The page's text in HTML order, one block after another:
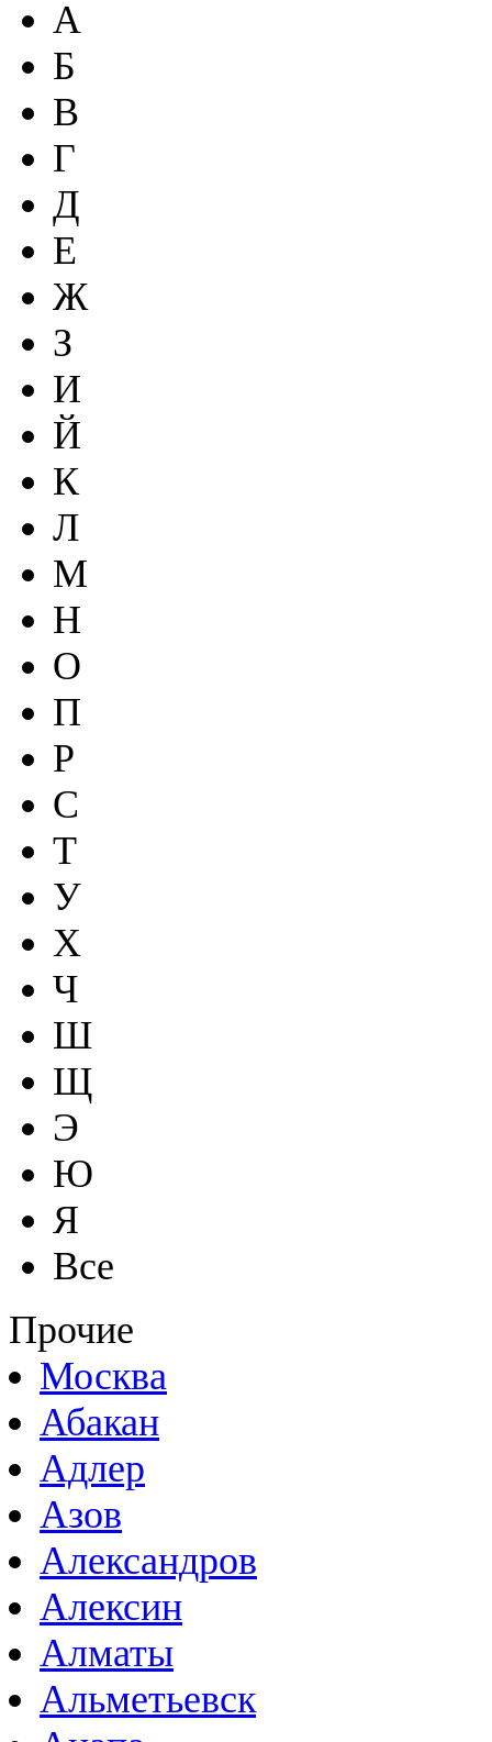
А
Б
В
Г
Д
Е
Ж
З
И
Й
К
Л
М
Н
О
П
Р
С
Т
У
Х
Ч
Ш
Щ
Э
Ю
Я
Все
Прочие
Москва
Абакан
Адлер
Азов
Александров
Алексин
Алматы
Альметьевск